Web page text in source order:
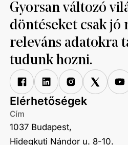
Gyorsan változó
döntéseket csak jó
releváns adatokra
tudunk hozni.
Elérhetőségek
Cím
1037 Budapest,
Hidegkuti Nándor u. 8-10.